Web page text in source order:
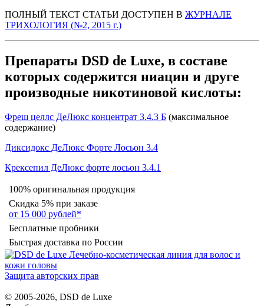
ПОЛНЫЙ ТЕКСТ СТАТЬИ ДОСТУПЕН В ЖУРНАЛЕ
ТРИХОЛОГИЯ (№2, 2015 г.)
Препараты DSD de Luxe, в составе
которых содержится ниацин и друге
производные никотиновой кислоты:
Фреш целлс ДеЛюкс концентрат 3.4.3 Б (максимальное
содержание)
Диксидокс ДеЛюкс Форте Лосьон 3.4
Крексепил ДеЛюкс форте лосьон 3.4.1
100% оригинальная продукция
Скидка 5% при заказе
от 15 000 рублей*
Бесплатные пробники
Быстрая доставка по России
Защита авторских прав
© 2005-2026, DSD de Luxe